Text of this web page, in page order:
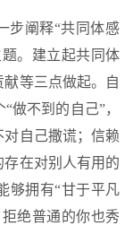
步阐释“共同体感
。建立起共同体
等三点做起。自
做不到的自己”，
自己撒谎；信赖
在对别人有用的
够拥有“甘于平凡
绝普通的你也秀